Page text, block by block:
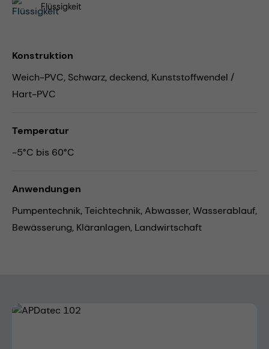
Flüssigkeit
Konstruktion
Weich-PVC, Schwarz, deckend, Kunststoffwendel /
Hart-PVC
Temperatur
-5°C bis 60°C
Anwendungen
Pumpentechnik,Teichtechnik,Abwasser,Wasserablauf,
Bewässerung, Kläranlagen, Landwirtschaft
Bildergalerie überspringen